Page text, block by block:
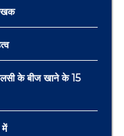
के बीज खाने के 15
में